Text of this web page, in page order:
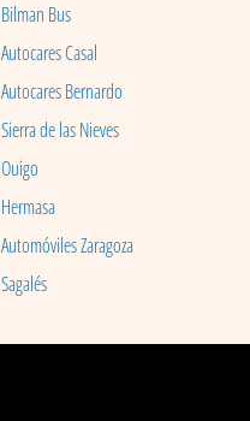
Bilman Bus
Autocares Casal
Autocares Bernardo
Sierra de las Nieves
Ouigo
Hermasa
Automóviles Zaragoza
Sagalés